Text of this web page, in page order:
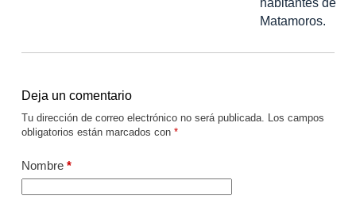
Matamoros.
Deja un comentario
Tu dirección de correo electrónico no será publicada. Los campos
obligatorios están marcados con *
Nombre*